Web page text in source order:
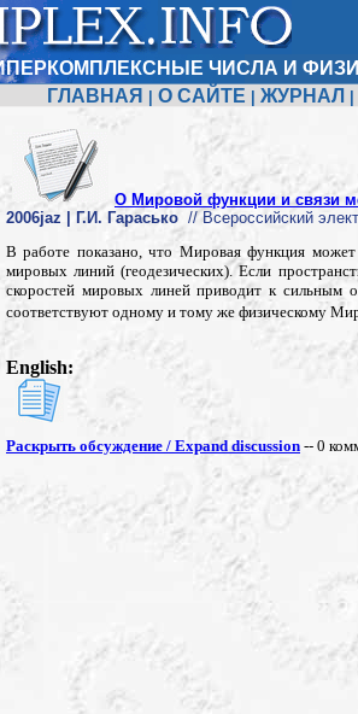
ЧИСЛА И
ГЛАВНАЯ
О САЙТЕ ЖУРНАЛ
О Мировой функции и связи
2006jaz | Г.И. Гарасько // Всероссийский
В работе показано, что Мировая функция
мировых линий (геодезических). Если
скоростей мировых линей приводит к сильным
соответствуют одному и тому же физическому
English:
Раскрыть обсуждение / Expand discussion -- 0